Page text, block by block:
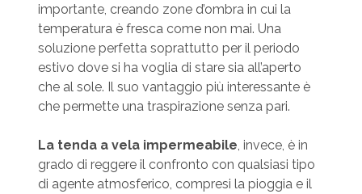
importante, creando zone d’ombra in cui la
temperatura è fresca come non mai. Una
soluzione perfetta soprattutto per il periodo
estivo dove si ha voglia di stare sia all’aperto
che al sole. Il suo vantaggio più interessante è
che permette una traspirazione senza pari.
La tenda a vela impermeabile , invece, è in
grado di reggere il confronto con qualsiasi tipo
di agente atmosferico, compresi la pioggia e il